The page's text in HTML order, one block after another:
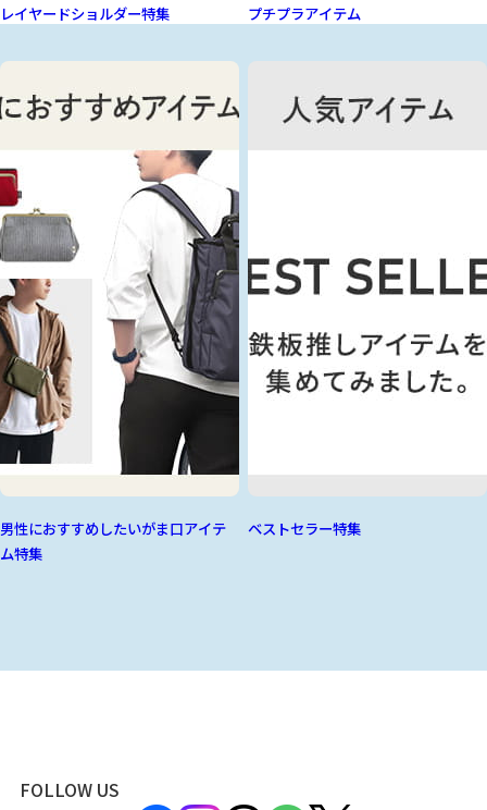
レイヤードショルダー特集 プチプラアイテム
男性におすすめしたいがま口アイテ
ム特集
ベストセラー特集
FOLLOW US